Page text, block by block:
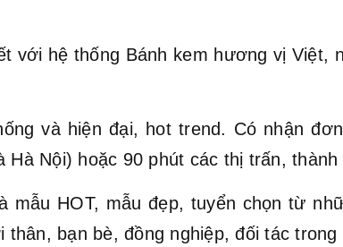
với hệ thống Bánh kem hương vị Việt,
và hiện đại, hot trend. Có nhận
Nội) hoặc 90 phút các thị trấn, thành
HOT, mẫu đẹp, tuyển chọn từ
bạn bè, đồng nghiệp, đối tác trong